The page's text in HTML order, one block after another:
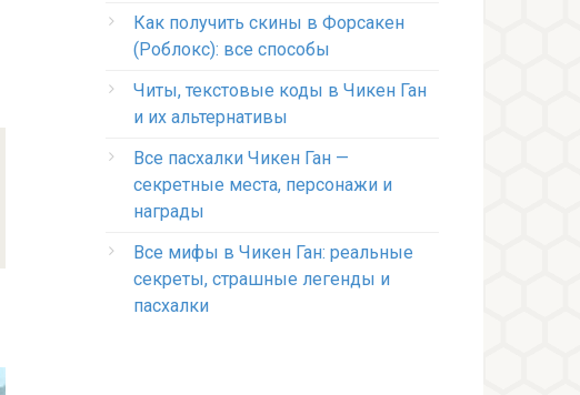
Как получить скины в Форсакен
(Роблокс): все способы
Читы, текстовые коды в Чикен Ган
и их альтернативы
Все пасхалки Чикен Ган —
секретные места, персонажи и
награды
Все мифы в Чикен Ган: реальные
секреты, страшные легенды и
пасхалки